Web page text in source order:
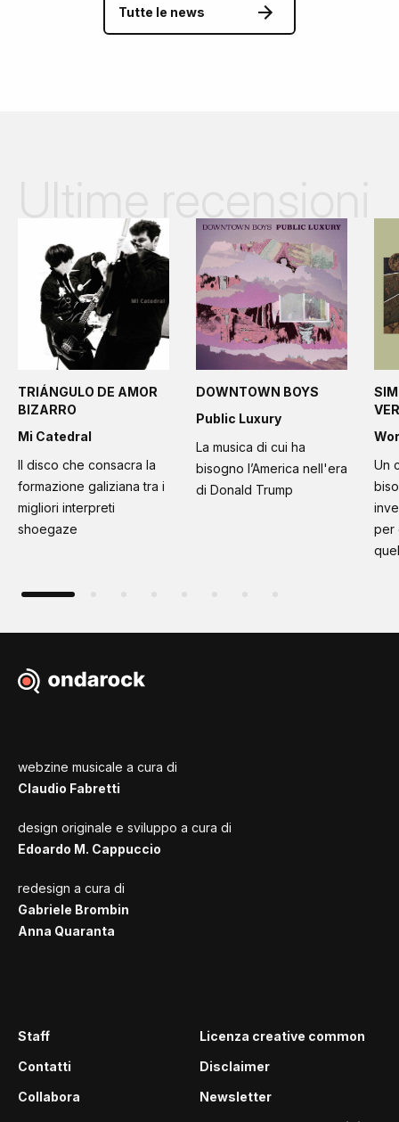
Tutte le news
TRIÁNGULO DE AMOR
BIZARRO
Mi Catedral
Il disco che consacra la
formazione galiziana tra i
migliori interpreti
shoegaze
DOWNTOWN BOYS
Public Luxury
La musica di cui ha
bisogno l’America nell'era
di Donald Trump
Un
per
webzine musicale a cura di
Claudio Fabretti
design originale e sviluppo a cura di
Edoardo M. Cappuccio
redesign a cura di
Gabriele Brombin
Anna Quaranta
Staff
Contatti
Collabora
Licenza creative common
Disclaimer
Newsletter